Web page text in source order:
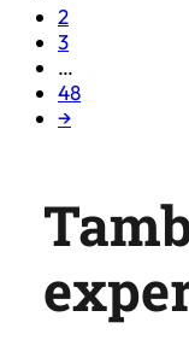
2
3
…
48
→